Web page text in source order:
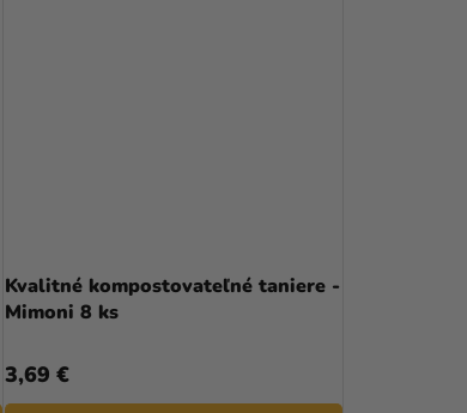
Kvalitné kompostovateľné taniere -
Mimoni 8 ks
3,69 €